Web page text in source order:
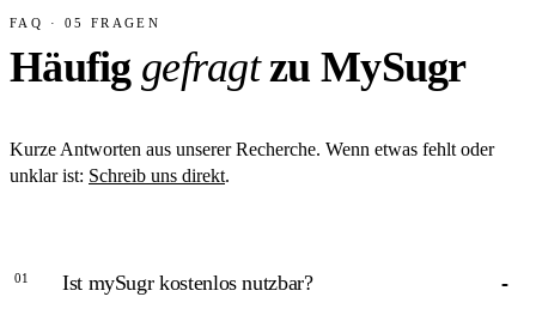
FAQ · 05 FRAGEN
Häufig gefragtzu MySugr
Kurze Antworten aus unserer Recherche. Wenn etwas fehlt oder
unklar ist: Schreib uns direkt.
01 Ist mySugr kostenlos nutzbar?